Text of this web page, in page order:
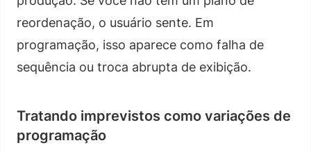
reordenação, o usuário sente. Em
programação, isso aparece como falha de
sequência ou troca abrupta de exibição.
Tratando imprevistos como variações de
programação